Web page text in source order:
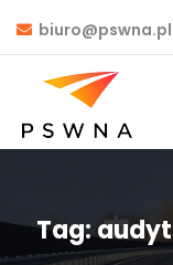
biuro@pswna.pl
Tag: